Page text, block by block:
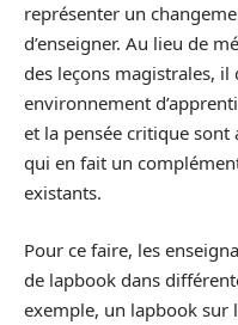
représenter un
d’enseigner. Au lieu de
des leçons magistrales,
environnement
et la pensée critique
qui en fait un
existants.
Pour ce faire, les
de lapbook dans
exemple, un lapbook sur